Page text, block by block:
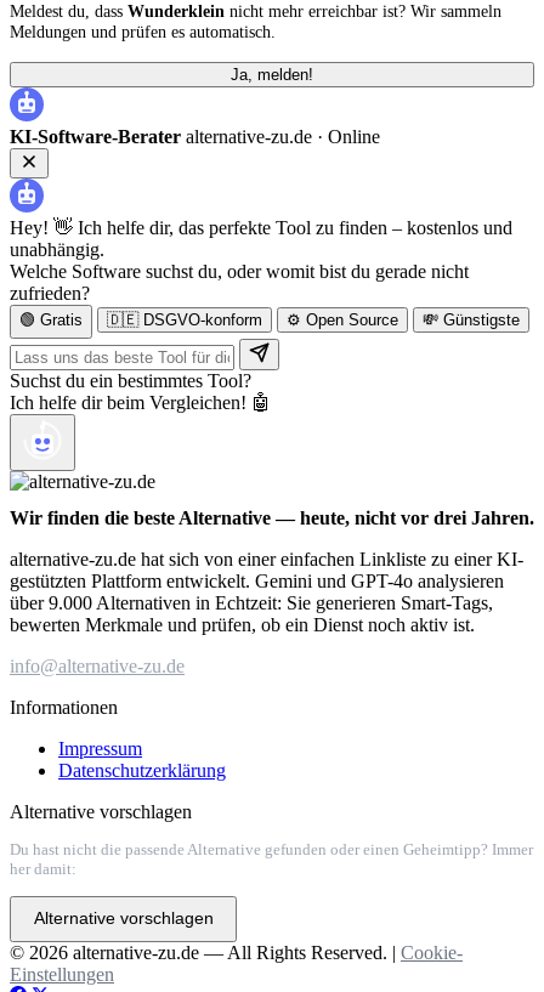
Meldest du, dass Wunderklein nicht mehr erreichbar ist? Wir sammeln
Meldungen und prüfen es automatisch.
Ja, melden!
KI-Software-Berater alternative-zu.de · Online
Hey! 👋 Ich helfe dir, das perfekte Tool zu finden – kostenlos und
unabhängig.
Welche Software suchst du, oder womit bist du gerade nicht
zufrieden?
🟢 Gratis 🇩🇪 DSGVO-konform ⚙️ Open Source 💸 Günstigste
Suchst du ein bestimmtes Tool?
Ich helfe dir beim Vergleichen! 🤖
Wir finden die beste Alternative — heute, nicht vor drei Jahren.
alternative-zu.de hat sich von einer einfachen Linkliste zu einer KI-
gestützten Plattform entwickelt. Gemini und GPT-4o analysieren
über 9.000 Alternativen in Echtzeit: Sie generieren Smart-Tags,
bewerten Merkmale und prüfen, ob ein Dienst noch aktiv ist.
info@alternative-zu.de
Informationen
Impressum
Datenschutzerklärung
Alternative vorschlagen
Du hast nicht die passende Alternative gefunden oder einen Geheimtipp? Immer
her damit:
Alternative vorschlagen
© 2026 alternative-zu.de — All Rights Reserved. | Cookie-
Einstellungen